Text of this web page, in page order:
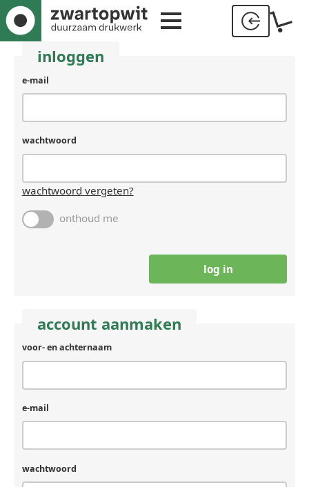
inloggen
e-mail
wachtwoord
wachtwoord vergeten?
onthoud me
account aanmaken
voor- en achternaam
e-mail
wachtwoord